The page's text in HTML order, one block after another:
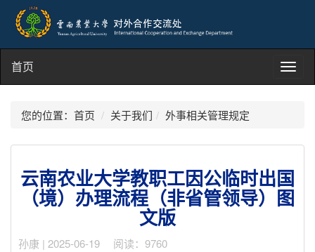
首页
您的位置： 首页 关于我们 外事相关管理规定
云南农业大学教职工因公临时出国
（境）办理流程（非省管领导）图
文版
孙康 | 2025-06-19 阅读：9760